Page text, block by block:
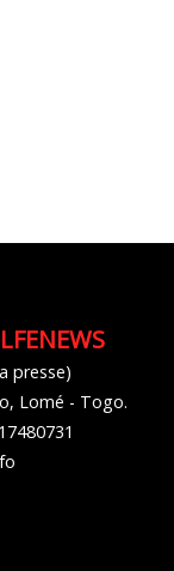
presse)
Lomé - Togo.